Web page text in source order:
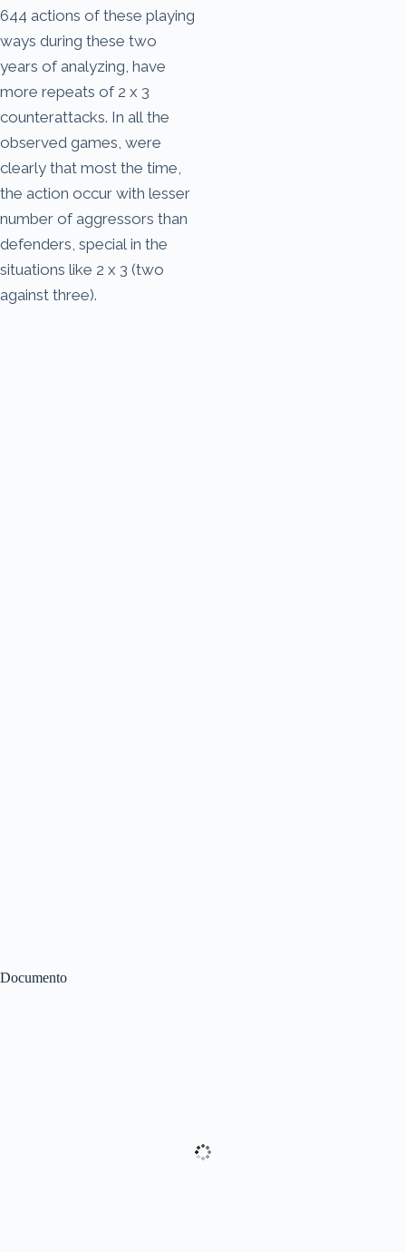
Documento
644 actions of these playing
ways during these two
years of analyzing, have
more repeats of 2 x 3
counterattacks. In all the
observed games, were
clearly that most the time,
the action occur with lesser
number of aggressors than
defenders, special in the
situations like 2 x 3 (two
against three).